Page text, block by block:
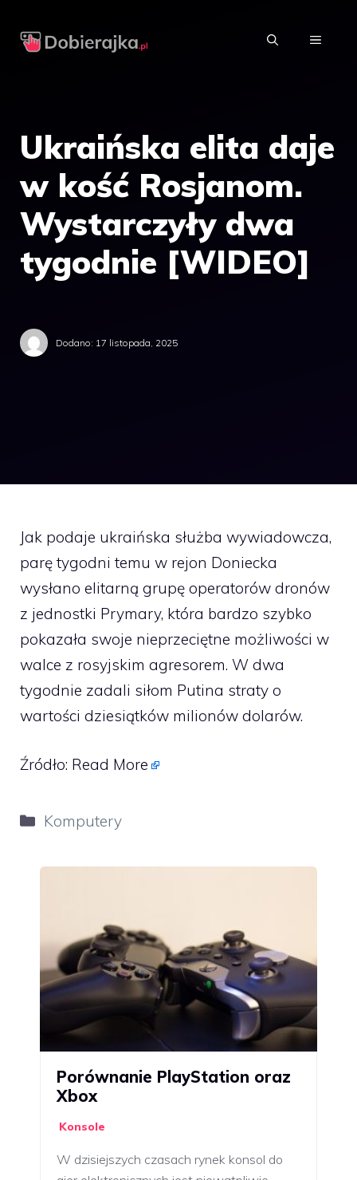
MENU
Ukraińska elita daje
w kość Rosjanom.
Wystarczyły dwa
tygodnie [WIDEO]
Dodano: 17 listopada, 2025
Jak podaje ukraińska służba wywiadowcza,
parę tygodni temu w rejon Doniecka
wysłano elitarną grupę operatorów dronów
z jednostki Prymary, która bardzo szybko
pokazała swoje nieprzeciętne możliwości w
walce z rosyjskim agresorem. W dwa
tygodnie zadali siłom Putina straty o
wartości dziesiątków milionów dolarów.
Źródło: Read More
Kategorie
Komputery
Porównanie PlayStation oraz
Xbox
Konsole
W dzisiejszych czasach rynek konsol do